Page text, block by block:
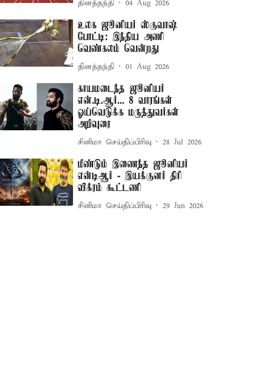
தினத்தந்தி 04 Aug 2026
உலக ஜூனியர் ஸ்குவாஷ்
போட்டி: இந்திய அணி
வெண்கலம் வென்றது
தினத்தந்தி 01 Aug 2026
காயமடைந்த ஜூனியர்
என்.டி.ஆர்... 8 வாரங்கள்
ஓய்வெடுக்க மருத்துவர்கள்
அறிவுரை
சினிமா செய்திப்பிரிவு 28 Jul 2026
மீண்டும் இணைந்த ஜூனியர்
என்டிஆர் - இயக்குனர் திரி
விக்ரம் கூட்டணி
சினிமா செய்திப்பிரிவு 29 Jun 2026